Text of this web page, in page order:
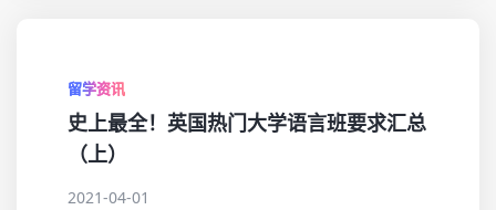
留学资讯
史上最全！英国热门大学语言班要求汇总
（上）
2021-04-01